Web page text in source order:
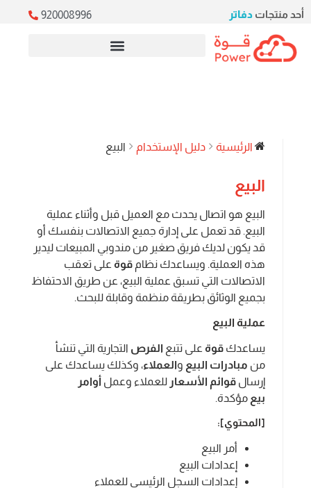
أحد منتجات دفاتر 920008996
الرئيسية دليل الإستخدام البيع
البيع
البيع هو اتصال يحدث مع العميل قبل وأثناء عملية
البيع. قد تعمل على إدارة جميع الاتصالات بنفسك أو
قد يكون لديك فريق صغير من مندوبي المبيعات ليدير
هذه العملية. ويساعدك نظام قوة على تعقب
الاتصالات التي تسبق عملية البيع، عن طريق الاحتفاظ
بجميع الوثائق بطريقة منظمة وقابلة للبحث.
عملية البيع
يساعدك قوة على تتبع الفرص التجارية التي تنشأ
من مبادرات البيع والعملاء، وكذلك يساعدك على
إرسال قوائم الأسعار للعملاء وعمل أوامر
بيع مؤكدة.
[المحتوي]:
أمر البيع
إعدادات البيع
إعدادات السجل الرئيسي للعملاء